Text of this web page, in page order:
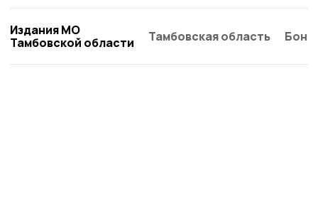
Издания МО
Тамбовской области
Тамбовская область